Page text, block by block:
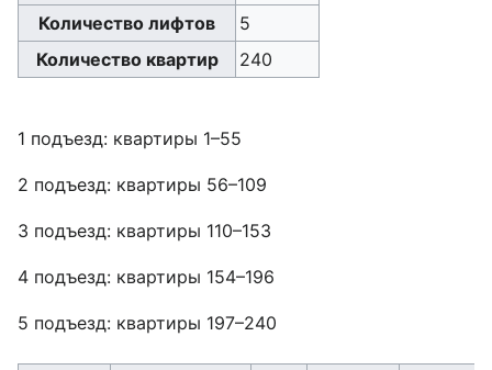
Количество лифтов
5
Количество квартир
240
1 подъезд: квартиры 1–55
2 подъезд: квартиры 56–109
3 подъезд: квартиры 110–153
4 подъезд: квартиры 154–196
5 подъезд: квартиры 197–240